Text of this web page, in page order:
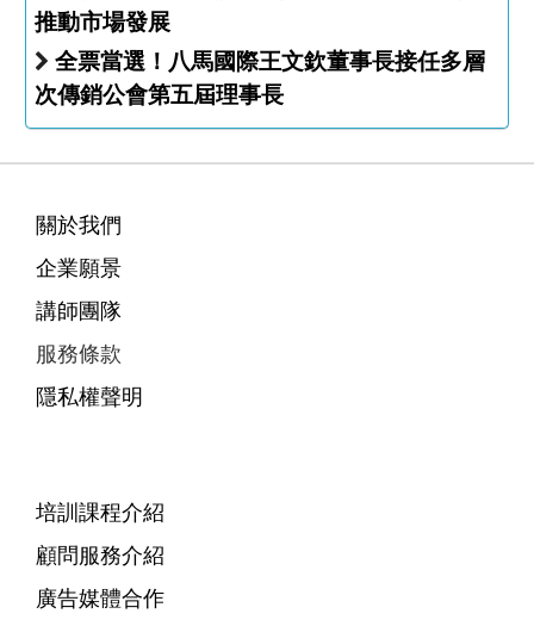
推動市場發展
全票當選！八馬國際王文欽董事長接任多層
次傳銷公會第五屆理事長
關於我們
企業願景
講師團隊
服務條款
隱私權聲明
培訓課程介紹
顧問服務介紹
廣告媒體合作